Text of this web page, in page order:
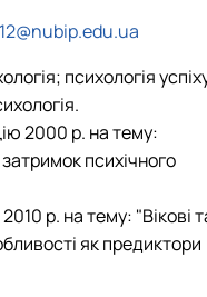
психологія
2000 р. на тему:
психічного
р. на тему: "Вікові
як предиктори